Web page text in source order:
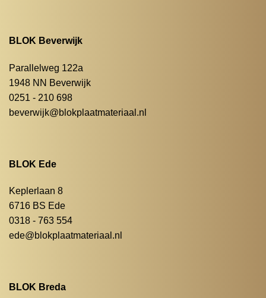
BLOK Beverwijk
Parallelweg 122a
1948 NN Beverwijk
0251 - 210 698
beverwijk@blokplaatmateriaal.nl
BLOK Ede
Keplerlaan 8
6716 BS Ede
0318 - 763 554
ede@blokplaatmateriaal.nl
BLOK Breda